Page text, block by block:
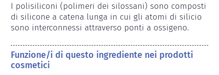
I polisiliconi (polimeri dei silossani) sono composti
di silicone a catena lunga in cui gli atomi di silicio
sono interconnessi attraverso ponti a ossigeno.
Funzione/i di questo ingrediente nei prodotti
cosmetici